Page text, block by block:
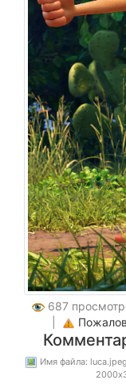
687
Имя файла: